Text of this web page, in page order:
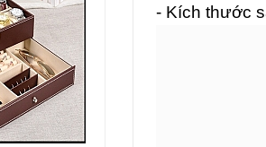
- Kích thước